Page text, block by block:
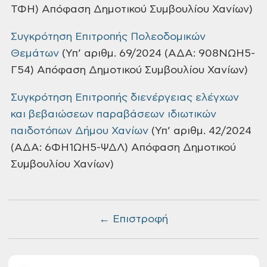
← Επιστροφή
ΤΦΗ) Απόφαση Δημοτικού Συμβουλίου Χανίων)
Συγκρότηση Επιτροπής Πολεοδομικών
Θεμάτων (Υπ’ αριθμ. 69/2024 (ΑΔΑ: 908ΝΩΗ5-
Γ54) Απόφαση Δημοτικού Συμβουλίου Χανίων)
Συγκρότηση Επιτροπής διενέργειας ελέγχων
και βεβαιώσεων παραβάσεων ιδιωτικών
παιδοτόπων Δήμου Χανίων (Υπ’ αριθμ. 42/2024
(ΑΔΑ: 6ΦΗ1ΩΗ5-ΨΔΛ) Απόφαση Δημοτικού
Συμβουλίου Χανίων)